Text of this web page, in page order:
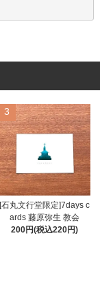
3
[石丸文行堂限定]7days c
ards 藤原弥生 教会
200円(税込220円)